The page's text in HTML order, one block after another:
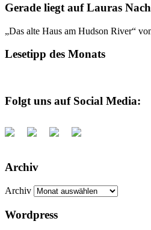
Gerade liegt auf Lauras
„Das alte Haus am Hudson River“
Lesetipp des Monats
Folgt uns auf Social Media:
Archiv
Archiv
Wordpress